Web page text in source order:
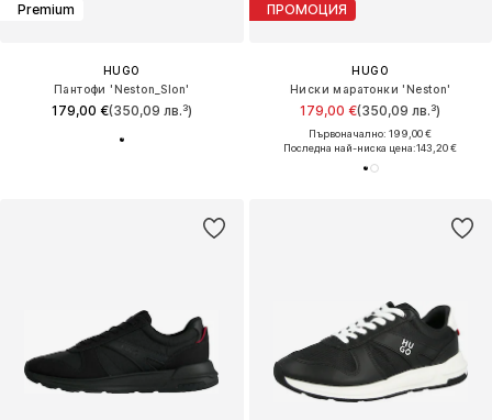
Premium
HUGO
Пантофи 'Neston_Slon'
179,00 €(350,09 лв.³)
ПРОМОЦИЯ
HUGO
Ниски маратонки 'Neston'
179,00 €(350,09 лв.³)
Първоначално: 199,00 €
Последна най-ниска цена:143,20 €